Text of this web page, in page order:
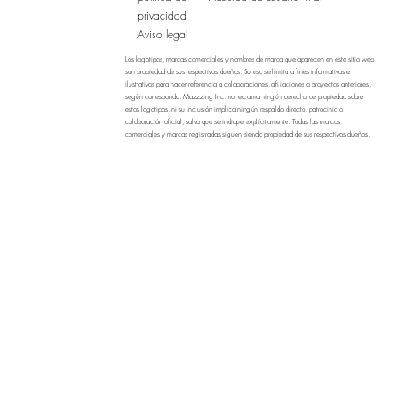
privacidad
Aviso legal
Los logotipos, marcas comerciales y nombres de marca que aparecen en este sitio web
son propiedad de sus respectivos dueños. Su uso se limita a fines informativos e
ilustrativos para hacer referencia a colaboraciones, afiliaciones o proyectos anteriores,
según corresponda. Mazzzing Inc. no reclama ningún derecho de propiedad sobre
estos logotipos, ni su inclusión implica ningún respaldo directo, patrocinio o
colaboración oficial, salvo que se indique explícitamente. Todas las marcas
comerciales y marcas registradas siguen siendo propiedad de sus respectivos dueños.